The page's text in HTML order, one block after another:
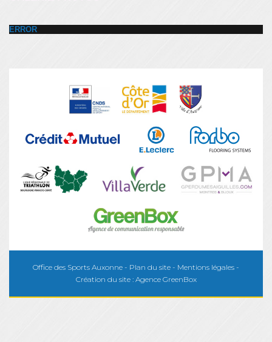
ERROR
Office des Sports Auxonne - Plan du site - Mentions légales -
Création du site : Agence GreenBox